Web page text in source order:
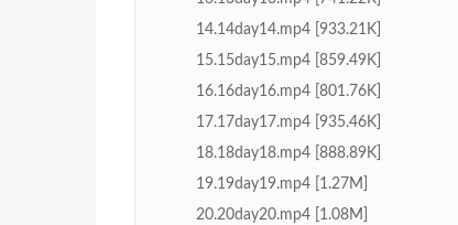
14.14day14.mp4 [933.21K]
15.15day15.mp4 [859.49K]
16.16day16.mp4 [801.76K]
17.17day17.mp4 [935.46K]
18.18day18.mp4 [888.89K]
19.19day19.mp4 [1.27M]
20.20day20.mp4 [1.08M]